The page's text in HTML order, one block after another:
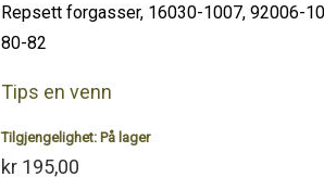
Repsett forgasser, 16030-1007, 92006-
80-82
Tips en venn
Tilgjengelighet: På lager
kr 195,00